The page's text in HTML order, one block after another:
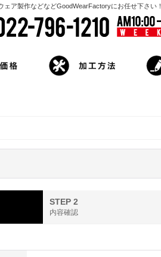
ア製作などなどGoodWearFactoryにお任せ下さい！
STEP 2
内容確認